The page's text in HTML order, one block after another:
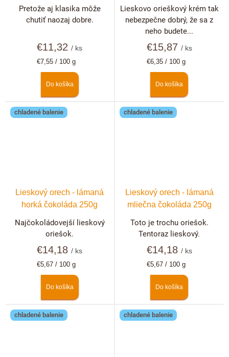
€11,32/ ks
Jednotková
€7,55 / 100 g
Do košíka
Pretože aj klasika môže
chutiť naozaj dobre.
€15,87 / ks
Jednotková
€6,35 / 100 g
Do košíka
Lieskovo orieškový krém tak
nebezpečne dobrý, že sa z
neho budete...
chladené balenie
Lieskový orech - lámaná
horká čokoláda 250g
€14,18/ ks
Jednotková
€5,67 / 100 g
Do košíka
Najčokoládovejší lieskový
oriešok.
chladené balenie
Lieskový orech - lámaná
mliečna čokoláda 250g
€14,18 / ks
Jednotková
€5,67 / 100 g
Do košíka
Toto je trochu oriešok.
Tentoraz lieskový.
chladené balenie chladené balenie